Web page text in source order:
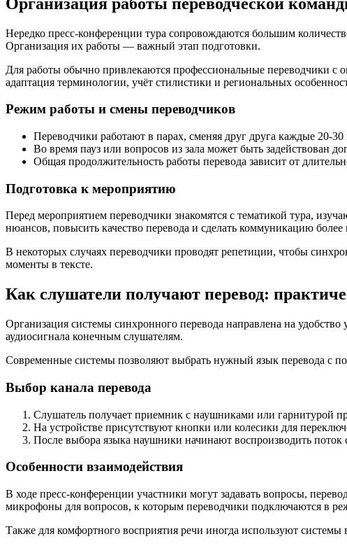
Нередко пресс-конференции тура сопровождаются большим
Организация их работы — важный этап подготовки.
Для работы обычно привлекаются профессиональные переводчики с
адаптация терминологии, учёт стилистики и региональных
Режим работы и смены переводчиков
Переводчики работают в парах, сменяя друг друга каждые 20-
Во время пауз или вопросов из зала может быть задействован
Общая продолжительность работы перевода зависит от
Подготовка к мероприятию
Перед мероприятием переводчики знакомятся с тематикой тура,
нюансов, повысить качество перевода и сделать коммуникацию более
В некоторых случаях переводчики проводят репетиции, чтобы
моменты в тексте.
Как слушатели получают перевод:
Организация системы синхронного перевода направлена на
аудиосигнала конечным слушателям.
Современные системы позволяют выбрать нужный язык перевода с
Выбор канала перевода
Слушатель получает приемник с наушниками или гарнитурой
На устройстве присутствуют кнопки или колесики для
После выбора языка наушники начинают воспроизводить поток
Особенности взаимодействия
В ходе пресс-конференции участники могут задавать вопросы,
микрофоны для вопросов, к которым переводчики подключаются в
Также для комфортного восприятия речи иногда используют